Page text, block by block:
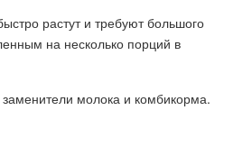
растут и требуют большого
на несколько порций в
молока и комбикорма.